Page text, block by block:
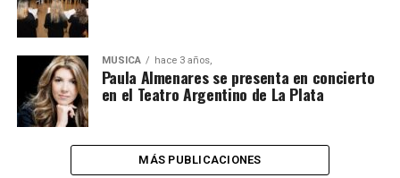
MÚSICA hace 3 años,
Paula Almenares se presenta en concierto
en el Teatro Argentino de La Plata
MÁS PUBLICACIONES